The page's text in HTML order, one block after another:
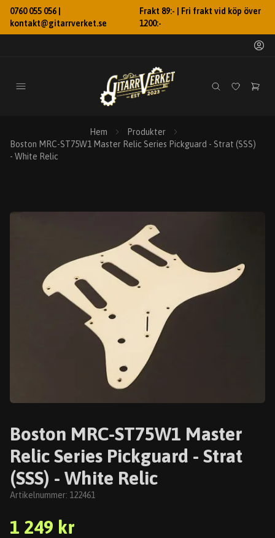
0760 055 056 |
kontakt@gitarrverket.se
Frakt 89:- | Fri frakt vid köp över
1200:-
Hem
Produkter
Boston MRC-ST75W1 Master Relic Series Pickguard - Strat (SSS)
- White Relic
Boston MRC-ST75W1 Master
Relic Series Pickguard - Strat
(SSS) - White Relic
Artikelnummer: 122461
1 249 kr